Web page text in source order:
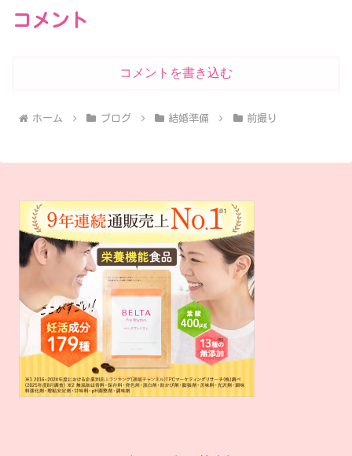
コメント
コメントを書き込む
ホーム ブログ 結婚準備 前撮り